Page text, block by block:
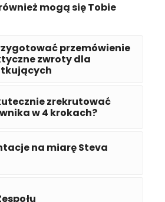
mogą się Tobie
przemówienie
zwroty dla
zrekrutować
w 4 krokach?
na miarę Steva